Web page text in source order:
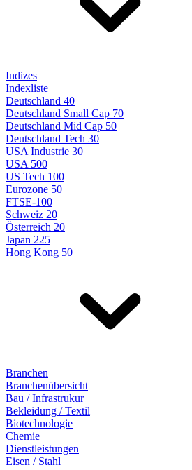
Indizes
Indexliste
Deutschland 40
Deutschland Small Cap 70
Deutschland Mid Cap 50
Deutschland Tech 30
USA Industrie 30
USA 500
US Tech 100
Eurozone 50
FTSE-100
Schweiz 20
Österreich 20
Japan 225
Hong Kong 50
Branchen
Branchenübersicht
Bau / Infrastrukur
Bekleidung / Textil
Biotechnologie
Chemie
Dienstleistungen
Eisen / Stahl